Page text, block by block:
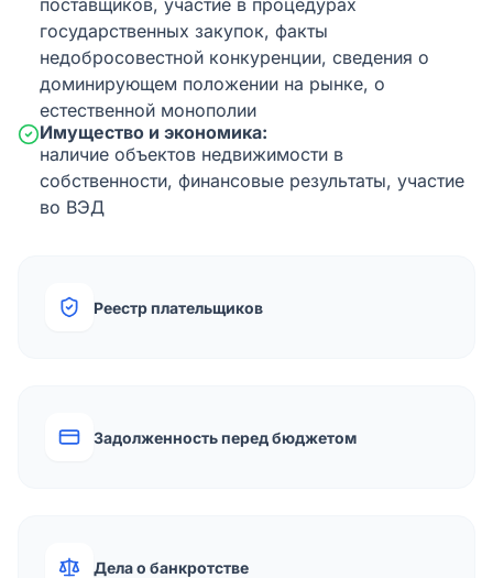
поставщиков, участие в процедурах
государственных закупок, факты
недобросовестной конкуренции, сведения о
доминирующем положении на рынке, о
естественной монополии
Имущество и экономика:
наличие объектов недвижимости в
собственности, финансовые результаты, участие
во ВЭД
Реестр плательщиков
Задолженность перед бюджетом
Дела о банкротстве